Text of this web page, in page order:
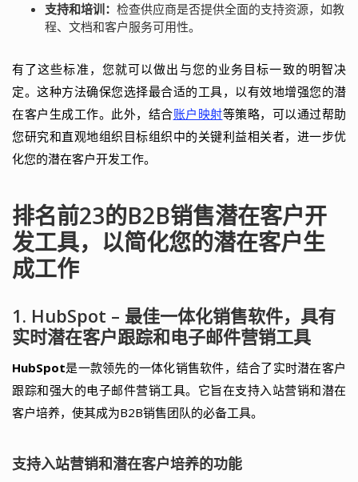
支持和培训： 检查供应商是否提供全面的支持资源，如教
程、文档和客户服务可用性。
有了这些标准，您就可以做出与您的业务目标一致的明智决
定。这种方法确保您选择最合适的工具，以有效地增强您的潜
在客户生成工作。此外，结合账户映射等策略，可以通过帮助
您研究和直观地组织目标组织中的关键利益相关者，进一步优
化您的潜在客户开发工作。
排名前23的B2B销售潜在客户开
发工具，以简化您的潜在客户生
成工作
1. HubSpot – 最佳一体化销售软件，具有
实时潜在客户跟踪和电子邮件营销工具
HubSpot是一款领先的一体化销售软件，结合了实时潜在客户
跟踪和强大的电子邮件营销工具。它旨在支持入站营销和潜在
客户培养，使其成为B2B销售团队的必备工具。
支持入站营销和潜在客户培养的功能